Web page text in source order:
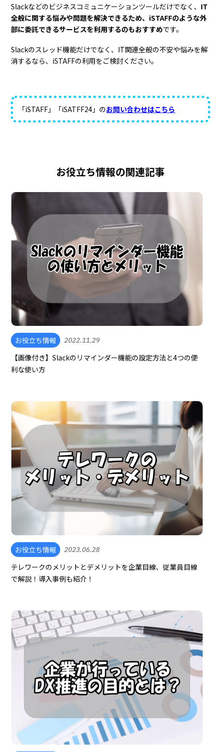
Slackなどのビジネスコミュニケーションツールだけでなく、 IT
全般に関する悩みや問題を解決できるため、iSTAFFのような外
部に委託できるサービスを利用するのもおすすめです。
Slackのスレッド機能だけでなく、IT関連全般の不安や悩みを解
消するなら、iSTAFFの利用をご検討ください。
「iSTAFF」「iSATFF24」のお問い合わせはこちら
お役立ち情報の関連記事
お役立ち情報 2022.11.29
【画像付き】Slackのリマインダー機能の設定方法と4つの便
利な使い方
お役立ち情報 2023.06.28
テレワークのメリットとデメリットを企業目線、従業員目線
で解説！導入事例も紹介！